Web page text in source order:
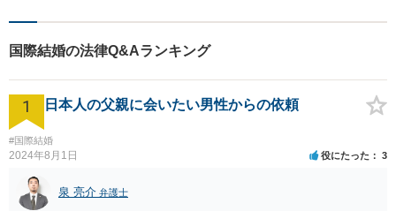
ヒアリングし、あらゆる観点
から解決策をご提案してまい
ります。
国際結婚の法律Q&Aランキング
1 日本人の父親に会いたい男性からの依頼
#国際結婚
2024年8月1日 役にたった 3
泉 亮介 弁護士